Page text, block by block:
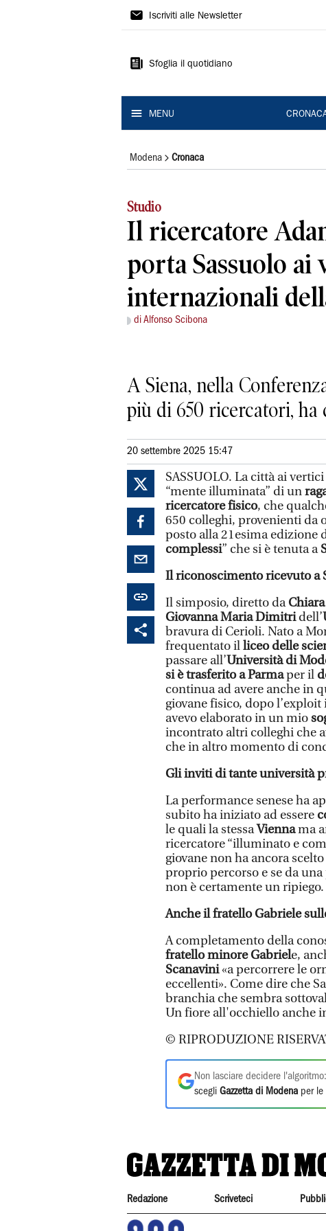
Gazzetta
Modena
Iscriviti alle Newsletter
Sfoglia il quotidiano
MENU
Modena Cronaca
Studio
Il ricercatore
porta Sassuolo ai
internazionali
di Alfonso Scibona
A Siena, nella
più di 650 ricercatori, ha
20 settembre 2025 15:47
SASSUOLO. La città ai
“mente illuminata” di un
ricercatore fisico, che
650 colleghi, provenienti da
posto alla 21esima edizione
complessi” che si è tenuta a
Il riconoscimento ricevuto a
Il simposio, diretto da
Giovanna Maria Dimitridell’
bravura di Cerioli. Nato a
frequentato illiceo delle
passare all’Università di
si è trasferito a Parmaper il
continua ad avere anche in
giovane fisico, dopo
avevo elaborato in un mio
incontrato altri colleghi che
che in altro momento di
Gli inviti di tante università
La performance senese ha
subito ha iniziato ad essere
le quali la stessaViennama
ricercatore “illuminato e
giovane non ha ancora
proprio percorso e se da
non è certamente un ripiego.
Anche il fratello Gabriele
A completamento della
fratello minore Gabriele,
Scanavini«a percorrere le
eccellenti». Come dire che
branchia che sembra
Un fiore all'occhiello anche
© RIPRODUZIONE
Non lasciare decidere l'algoritmo:
scegli Gazzetta di Modena per le
Redazione Scriveteci